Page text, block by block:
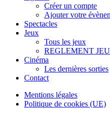
Créer un compte
Ajouter votre
Spectacles
Jeux
Tous les jeux
REGLEMENT
Cinéma
Les dernières sorties
Contact
Mentions légales
Politique de cookies (UE)